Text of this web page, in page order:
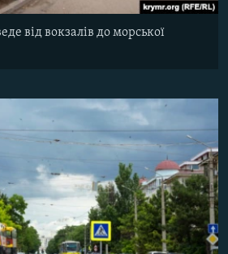
від вокзалів до морської